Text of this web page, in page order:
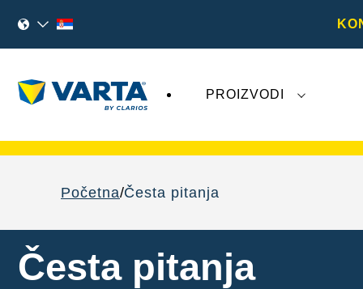
PROIZVODI
Početna Česta pitanja
Česta pitanja